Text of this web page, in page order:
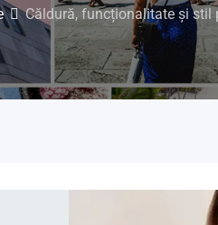
Căldură, funcționalitate și stil